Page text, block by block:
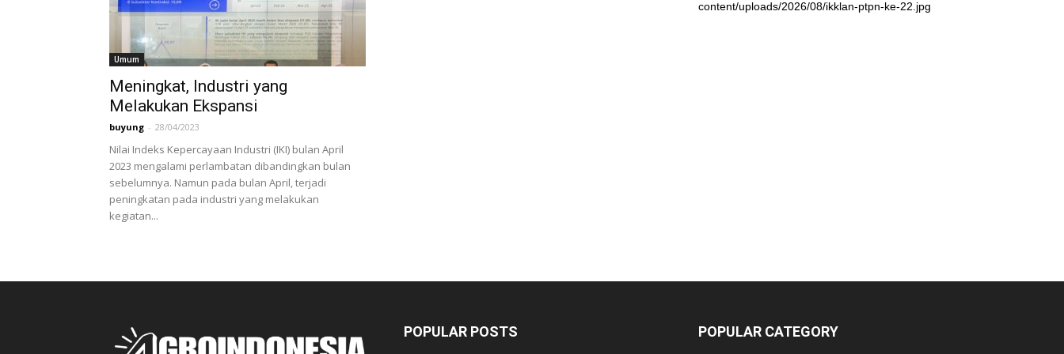
Umum
Meningkat, Industri yang
Melakukan Ekspansi
buyung - 28/04/2023
Nilai Indeks Kepercayaan Industri (IKI) bulan April
2023 mengalami perlambatan dibandingkan bulan
sebelumnya. Namun pada bulan April, terjadi
peningkatan pada industri yang melakukan
kegiatan...
content/uploads/2026/08/ikklan-ptpn-ke-22.jpg
POPULAR POSTS POPULAR CATEGORY